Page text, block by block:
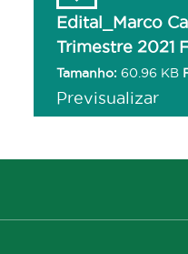
Edital_Marco
Trimestre 2021
Tamanho: 60.96 KB
Previsualizar